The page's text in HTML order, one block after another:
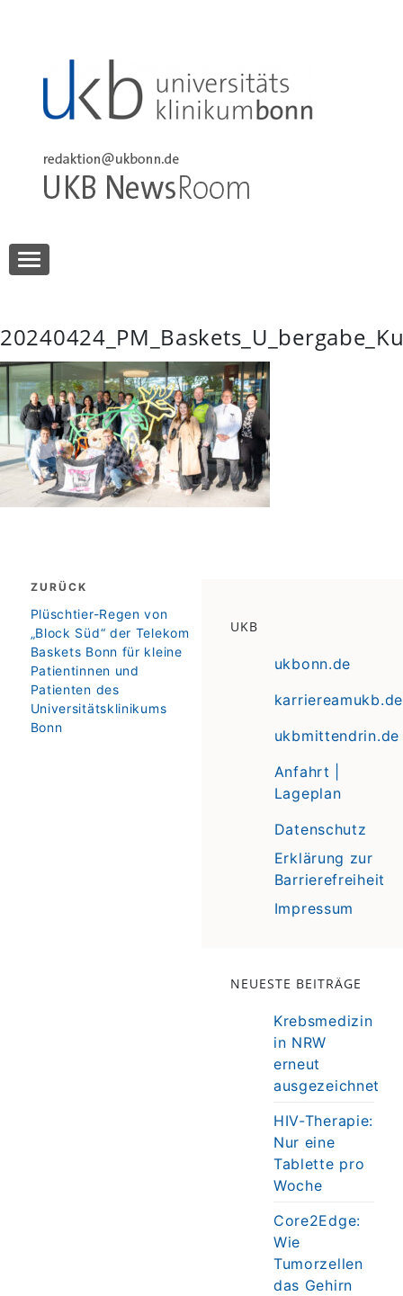
UKB NewsRoom
Beitragsnavigation
ZURÜCK
zurück
Plüschtier-Regen von
„Block Süd“ der Telekom
Baskets Bonn für kleine
Patientinnen und
Patienten des
Universitätsklinikums
Bonn
UKB
ukbonn.de
karriereamukb.de
ukbmittendrin.de
Anfahrt |
Lageplan
Datenschutz
Erklärung zur
Barrierefreiheit
Impressum
NEUESTE BEITRÄGE
Krebsmedizin
in NRW
erneut
ausgezeichnet
HIV-Therapie:
Nur eine
Tablette pro
Woche
Core2Edge:
Wie
Tumorzellen
das Gehirn